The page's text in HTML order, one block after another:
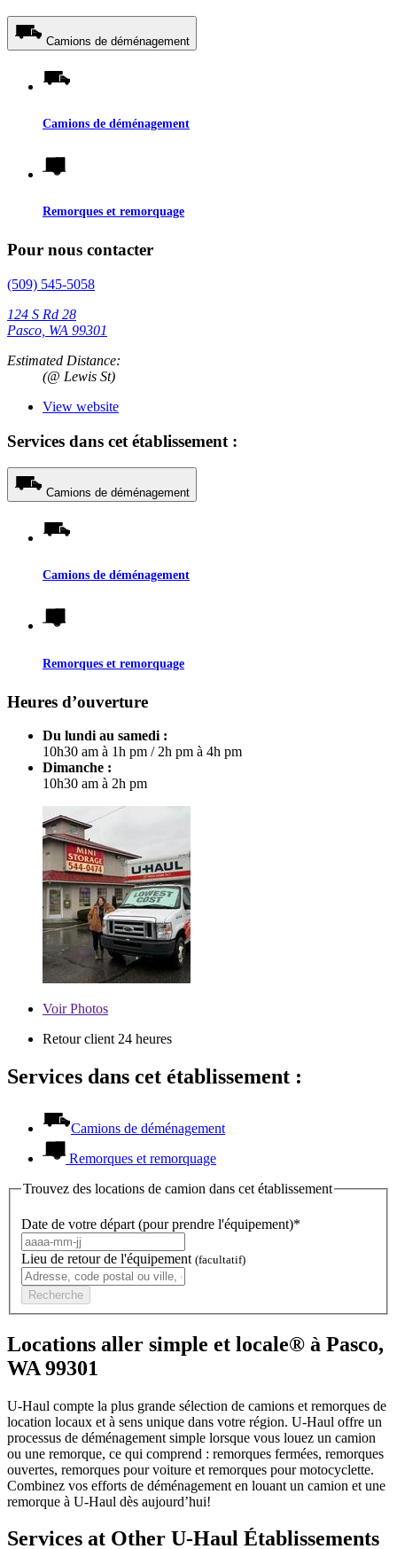
Camions de déménagement
Camions de déménagement
Remorques et remorquage
Pour nous contacter
(509) 545-5058
124 S Rd 28
Pasco, WA 99301
Estimated Distance:
(@ Lewis St)
View website
Services dans cet établissement :
Camions de déménagement
Camions de déménagement
Remorques et remorquage
Heures d’ouverture
Du lundi au samedi :
10h30 am à 1h pm / 2h pm à 4h pm
Dimanche :
10h30 am à 2h pm
VoirPhotos
Retour client 24 heures
Services dans cet établissement :
Camions de déménagement
Remorques et remorquage
Trouvez des locations de camion dans cet établissement
Date de votre départ (pour prendre l'équipement)*
Lieu de retour de l'équipement (facultatif)
Recherche
Locations aller simple et locale® à Pasco,
WA 99301
U-Haul compte la plus grande sélection de camions et remorques de
location locaux et à sens unique dans votre région. U-Haul offre un
processus de déménagement simple lorsque vous louez un camion
ou une remorque, ce qui comprend : remorques fermées, remorques
ouvertes, remorques pour voiture et remorques pour motocyclette.
Combinez vos efforts de déménagement en louant un camion et une
remorque à U-Haul dès aujourd’hui!
Services at Other U-Haul Établissements